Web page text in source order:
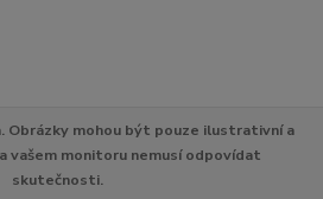
Obrázky mohou být pouze ilustrativní a
vašem monitoru nemusí odpovídat
skutečnosti.